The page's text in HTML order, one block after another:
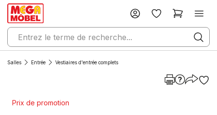
Salles Entrée Vestiaires d'entrée complets
Prix de promotion